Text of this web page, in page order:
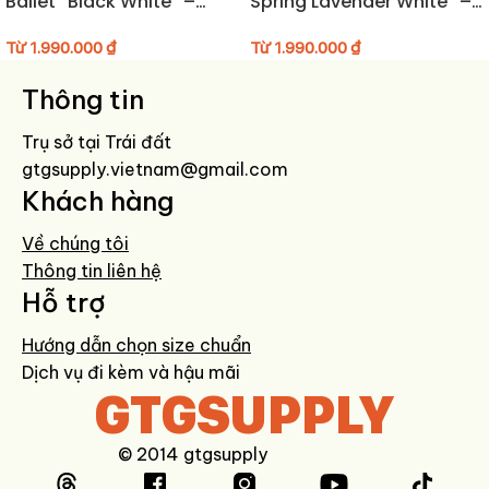
rõ nét.
HƯỚNG DẪN BẢO QUẢN GIÀY
Lau sạch bằng khăn mềm hơi ẩm sau khi sử dụng.
Tránh giặt máy hoặc ngâm nước lâu.
Hạn chế phơi nắng trực tiếp để giữ màu và chất liệu bền đẹp.
Bảo quản nơi khô ráo, thoáng khí, dùng túi hút ẩm khi không sử
Từ1.990.000₫ Từ1.990.000₫
Thông tin
Trụ sở tại Trái đất
gtgsupply.vietnam@gmail.com
Khách hàng
Về chúng tôi
Thông tin liên hệ
Hỗ trợ
Hướng dẫn chọn size chuẩn
Dịch vụ đi kèm và hậu mãi
GTGSUPPLY
© 2014 gtgsupply